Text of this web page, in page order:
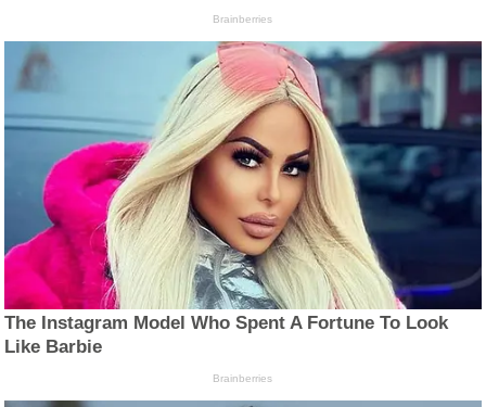
Brainberries
The Instagram Model Who Spent A Fortune To Look
Like Barbie
Brainberries